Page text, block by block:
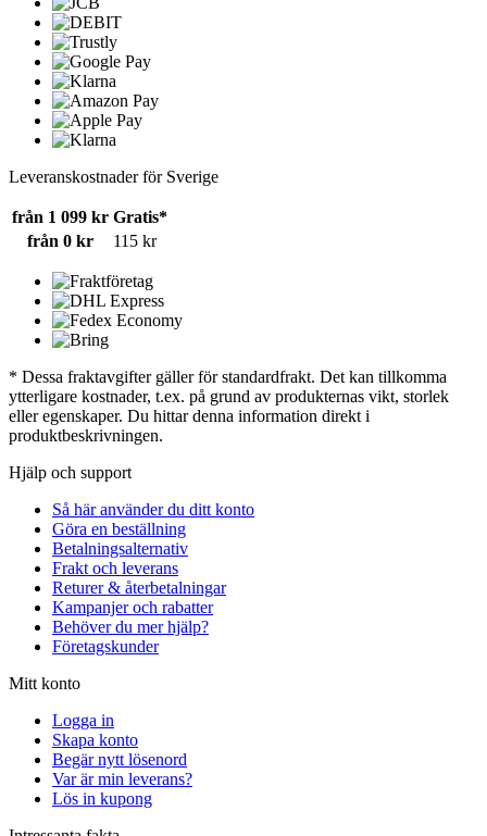
Leveranskostnader för Sverige
från 1 099 kr Gratis*
från 0 kr
115 kr
* Dessa fraktavgifter gäller för standardfrakt. Det kan tillkomma
ytterligare kostnader, t.ex. på grund av produkternas vikt, storlek
eller egenskaper. Du hittar denna information direkt i
produktbeskrivningen.
Hjälp och support
Så här använder du ditt konto
Göra en beställning
Betalningsalternativ
Frakt och leverans
Returer & återbetalningar
Kampanjer och rabatter
Behöver du mer hjälp?
Företagskunder
Mitt konto
Logga in
Skapa konto
Begär nytt lösenord
Var är min leverans?
Lös in kupong